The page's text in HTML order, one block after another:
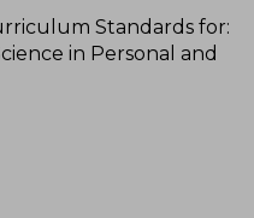
Standards for:
in Personal and